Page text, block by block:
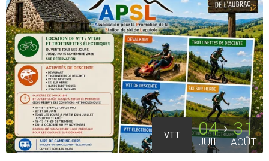
VTT 04
JUIL
31
AOÛT